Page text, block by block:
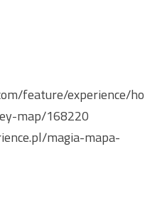
feature/experience/ho
map/168220
magia-mapa-